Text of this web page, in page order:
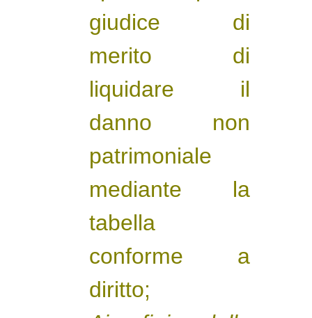
giudice di
merito di
liquidare il
danno non
patrimoniale
mediante la
tabella
conforme a
diritto;